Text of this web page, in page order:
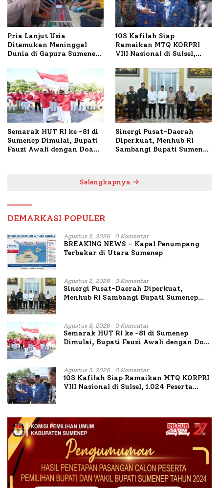
Pria Lanjut Usia
Ditemukan Meninggal
Dunia di Gapura Sumenep,
103 Kafilah Siap
Ramaikan MTQ KORPRI
VIII Nasional di Sulsel,
Semarak HUT RI ke -81 di
Sumenep Dimulai, Bupati
Fauzi Awali dengan Doa
Sinergi Pusat-Daerah
Diperkuat, Menhub RI
Sambangi Bupati Sumenep
Selengkapnya
DEMARKASI POPULER
Agustus 2, 2026 0 Komentar
BREAKING NEWS – Kapal Penumpang
Terbakar di Utara Sumenep
Agustus 2, 2026 0 Komentar
Sinergi Pusat-Daerah Diperkuat,
Menhub RI Sambangi Bupati Sumenep
Agustus 3, 2026 0 Komentar
Semarak HUT RI ke -81 di Sumenep
Dimulai, Bupati Fauzi Awali dengan Doa
Agustus 5, 2026 0 Komentar
103 Kafilah Siap Ramaikan MTQ KORPRI
VIII Nasional di Sulsel, 1.024 Peserta